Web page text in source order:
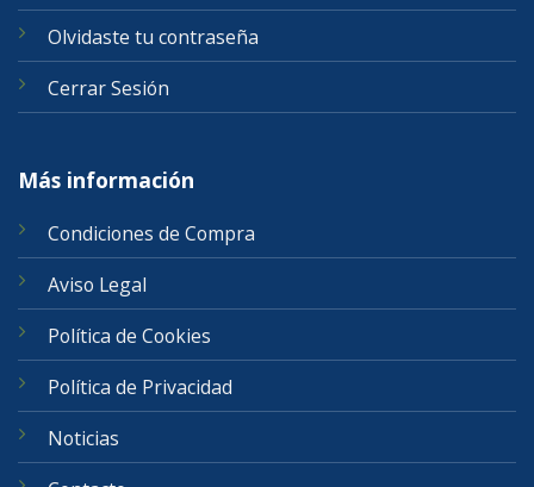
Olvidaste tu contraseña
Cerrar Sesión
Más información
Condiciones de Compra
Aviso Legal
Política de Cookies
Política de Privacidad
Noticias